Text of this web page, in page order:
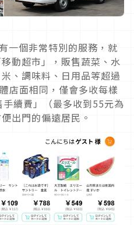
一個非常特別的服務，就
動超市」，販售蔬菜、水
、調味料、日用品等超過
店面相同，僅會多收每樣
續費」（最多收到55元為
出門的偏遠居民。